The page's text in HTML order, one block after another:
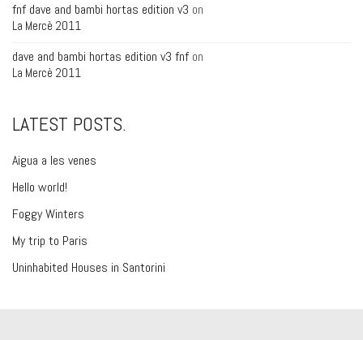
fnf dave and bambi hortas edition v3 on
La Mercè 2011
dave and bambi hortas edition v3 fnf on
La Mercè 2011
LATEST POSTS.
Aigua a les venes
Hello world!
Foggy Winters
My trip to Paris
Uninhabited Houses in Santorini